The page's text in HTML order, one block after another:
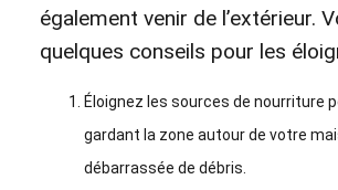
également venir de l’extérieur.
quelques conseils pour les
Éloignez les sources de nourriture
gardant la zone autour de votre
débarrassée de débris.